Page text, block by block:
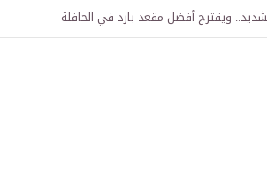
التركية” في دمشق.. منح دراسية واعتراف بالشهادات